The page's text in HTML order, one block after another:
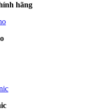
hãng